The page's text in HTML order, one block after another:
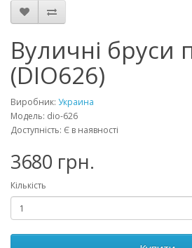
Вуличні бруси
(DIO626)
Виробник: Украина
Модель: dio-626
Доступність: Є в наявності
3680 грн.
Кількість